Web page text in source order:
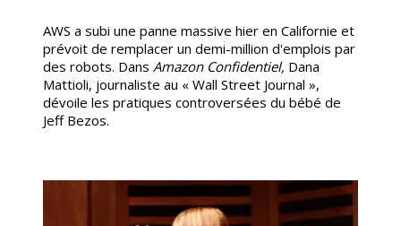
AWS a subi une panne massive hier en Californie et
prévoit de remplacer un demi-million d'emplois par
des robots. Dans Amazon Confidentiel, Dana
Mattioli, journaliste au « Wall Street Journal »,
dévoile les pratiques controversées du bébé de
Jeff Bezos.